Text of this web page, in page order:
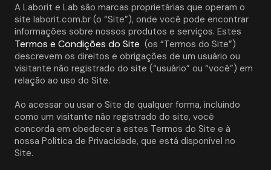
A Laborit e Lab são marcas proprietárias que operam o
site laborit.com.br (o “Site”), onde você pode encontrar
informações sobre nossos produtos e serviços. Estes
Termos e Condições do Site (os “Termos do Site”)
descrevem os direitos e obrigações de um usuário ou
visitante não registrado do site (“usuário” ou “você”) em
relação ao uso do Site.
Ao acessar ou usar o Site de qualquer forma, incluindo
como um visitante não registrado do site, você
concorda em obedecer a estes Termos do Site e à
nossa Política de Privacidade, que está disponível no
Site.